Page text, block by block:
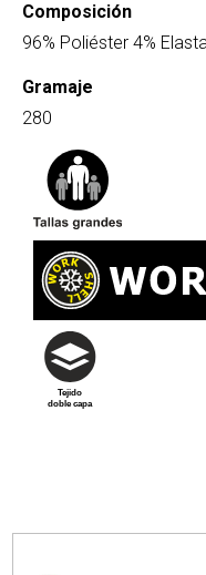
Composición
96% Poliéster 4%
Gramaje
280